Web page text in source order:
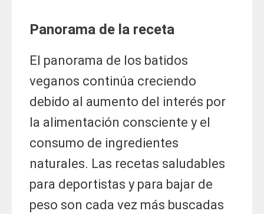
Panorama de la receta
El panorama de los batidos
veganos continúa creciendo
debido al aumento del interés por
la alimentación consciente y el
consumo de ingredientes
naturales. Las recetas saludables
para deportistas y para bajar de
peso son cada vez más buscadas